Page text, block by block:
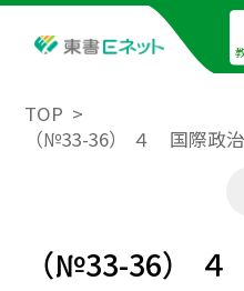
TOP
（№33-36） ４ 国際政
（№33-36）